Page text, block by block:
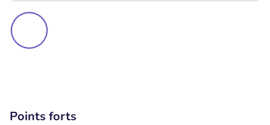
Points forts